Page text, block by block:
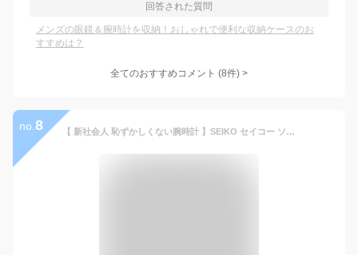
回答された質問
メンズの眼鏡＆腕時計を収納！おしゃれで便利な収納ケースのお
すすめは？
全てのおすすめコメント (8件) >
no. 8 【 新社会人 恥ずかしくない腕時計 】SEIKO セイコー ソーラー 電波 電波ソーラー ソーラー電波 腕時計 時計 ブランド メンズ 大人 かっこいい アナログ シンプル メタル メタルバンド シルバー 男性 男子 仕事 ビジネス 日付 カレンダー 社会人 プレゼント 記念日